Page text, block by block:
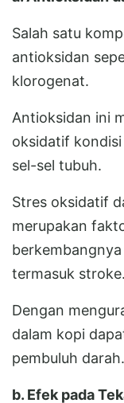
Salah satu
antioksidan
klorogenat.
Antioksidan ini
oksidatif
sel-sel tubuh.
Stres oksidatif
merupakan
termasuk stroke.
Dengan
dalam kopi
pembuluh darah.
b. Efek pada